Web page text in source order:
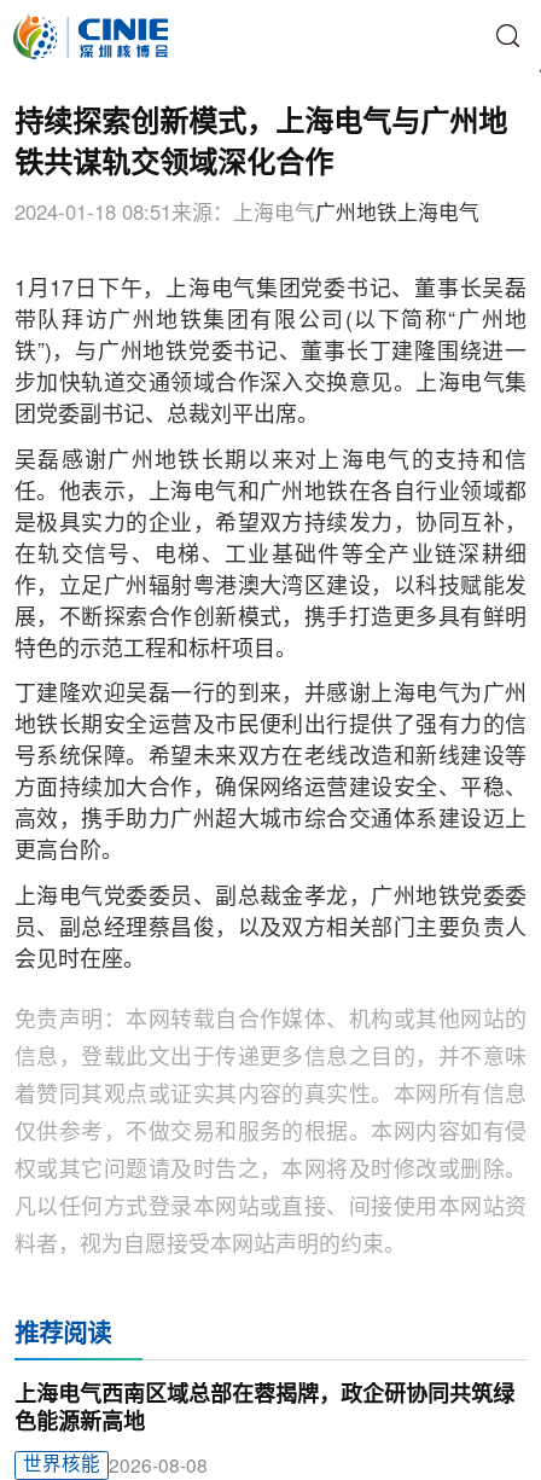
持续探索创新模式，上海电气与广州地
铁共谋轨交领域深化合作
2024-01-18 08:51 来源：上海电气广州地铁上海电气
1月17日下午，上海电气集团党委书记、董事长吴磊
带队拜访广州地铁集团有限公司(以下简称“广州地
铁”)，与广州地铁党委书记、董事长丁建隆围绕进一
步加快轨道交通领域合作深入交换意见。上海电气集
团党委副书记、总裁刘平出席。
吴磊感谢广州地铁长期以来对上海电气的支持和信
任。他表示，上海电气和广州地铁在各自行业领域都
是极具实力的企业，希望双方持续发力，协同互补，
在轨交信号、电梯、工业基础件等全产业链深耕细
作，立足广州辐射粤港澳大湾区建设，以科技赋能发
展，不断探索合作创新模式，携手打造更多具有鲜明
特色的示范工程和标杆项目。
丁建隆欢迎吴磊一行的到来，并感谢上海电气为广州
地铁长期安全运营及市民便利出行提供了强有力的信
号系统保障。希望未来双方在老线改造和新线建设等
方面持续加大合作，确保网络运营建设安全、平稳、
高效，携手助力广州超大城市综合交通体系建设迈上
更高台阶。
上海电气党委委员、副总裁金孝龙，广州地铁党委委
员、副总经理蔡昌俊，以及双方相关部门主要负责人
会见时在座。
免责声明：本网转载自合作媒体、机构或其他网站的
信息，登载此文出于传递更多信息之目的，并不意味
着赞同其观点或证实其内容的真实性。本网所有信息
仅供参考，不做交易和服务的根据。本网内容如有侵
权或其它问题请及时告之，本网将及时修改或删除。
凡以任何方式登录本网站或直接、间接使用本网站资
料者，视为自愿接受本网站声明的约束。
推荐阅读
上海电气西南区域总部在蓉揭牌，政企研协同共筑绿
色能源新高地
世界核能 2026-08-08